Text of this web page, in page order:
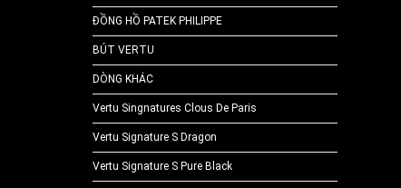
ĐỒNG HỒ PATEK PHILIPPE
BÚT VERTU
DÒNG KHÁC
Vertu Singnatures Clous De Paris
Vertu Signature S Dragon
Vertu Signature S Pure Black